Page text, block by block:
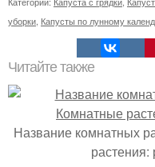
уборки Капусты по лунному
Читайте также
Название комнатных